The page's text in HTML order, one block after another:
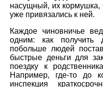
насущный, их кормушка,
уже привязались к ней.
Каждое чиновничье
одним: как получить
побольше людей
быстрые деньги для
поездку к
Например, где-то до
инспекция